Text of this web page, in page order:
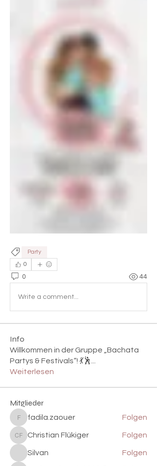
Party
0
0 44
Write a comment...
Info
Willkommen in der Gruppe „Bachata
Partys & Festivals“! 💃🕺
Weiterlesen
Mitglieder
fadila.zaouer
fadila.zaouer Folgen
Christian Flükiger
Christian Flükiger Folgen
Silvan Folgen